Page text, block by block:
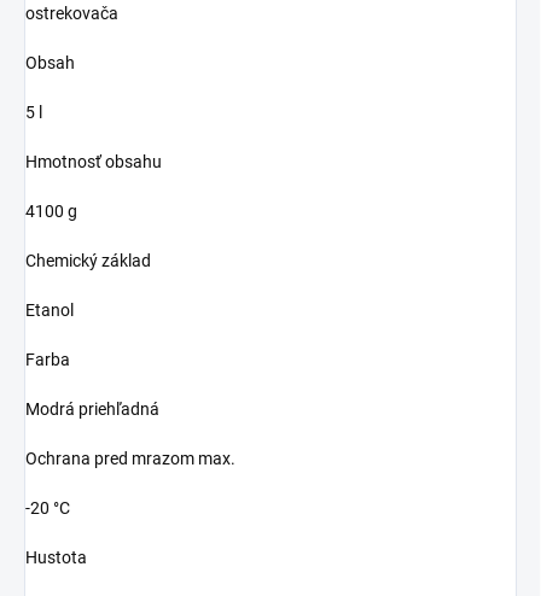
ostrekovača
Obsah
5 l
Hmotnosť obsahu
4100 g
Chemický základ
Etanol
Farba
Modrá priehľadná
Ochrana pred mrazom max.
-20 °C
Hustota